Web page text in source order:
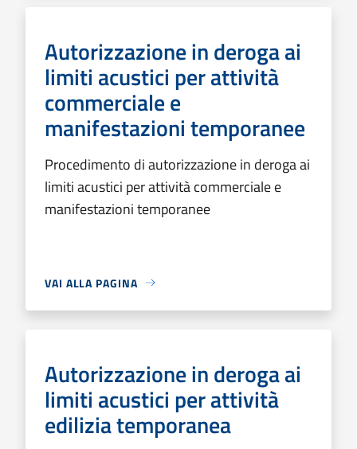
Autorizzazione in deroga ai
limiti acustici per attività
commerciale e
manifestazioni temporanee
Procedimento di autorizzazione in deroga ai
limiti acustici per attività commerciale e
manifestazioni temporanee
VAI ALLA PAGINA
Autorizzazione in deroga ai
limiti acustici per attività
edilizia temporanea